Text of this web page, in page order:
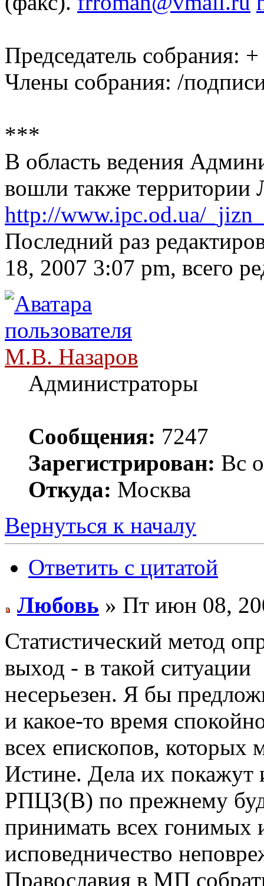
Председатель собрания:
Члены собрания: /
***
В область ведения
вошли также территории
http://www.ipc.od.ua/
Последний раз
18, 2007 3:07 pm, всего
М.В. Назаров
Администраторы
Сообщения: 7247
Зарегистрирован: Вс
Откуда: Москва
Вернуться к началу
Ответить с цитатой
Любовь » Пт июн 08,
Статистический метод
выход - в такой ситуации
несерьезен. Я бы
и какое-то время
всех епископов,
Истине. Дела их
РПЦЗ(В) по прежнему
принимать всех гонимых
исповедничество
Православия в МП